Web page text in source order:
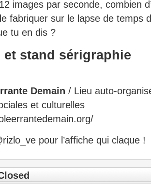
images par seconde, combien
fabriquer sur le lapse de temps
tu en dis ?
stand sérigraphie
Demain / Lieu auto-
et culturelles
pour l’affiche qui claque !